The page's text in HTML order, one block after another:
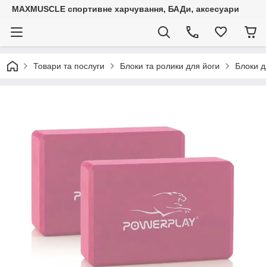
MAXMUSCLE спортивне харчування, БАДи, аксесуари
Товари та послуги Блоки та ролики для йоги Блоки